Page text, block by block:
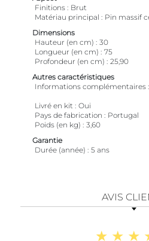
Finitions
Brut
Matériau principal
Pin massif
Dimensions
Hauteur (en cm)
30
Longueur (en cm)
75
Profondeur (en cm)
25,90
Autres caractéristiques
Informations complémentaires
Livré en kit Oui
Pays de fabrication
Portugal
Poids (en kg)
3,60
Garantie
Durée (année)
5 ans
AVIS